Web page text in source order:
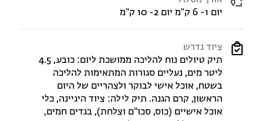
יום 1- 6 ק"מ יום 2- 10 ק"מ
ציוד נדרש
תיק טיולים נוח להליכה ממושכת ליום: כובע, 4.5
ליטר מים, נעליים סגורות המתאימות להליכה
בשטח, אוכל אישי לבוקר ולצהריים של היום
הראשון, קרם הגנה. תיק לילה: ציוד היגיינה, כלי
אוכל אישיים (כוס, סכו״ם וצלחת), בגדים חמים,